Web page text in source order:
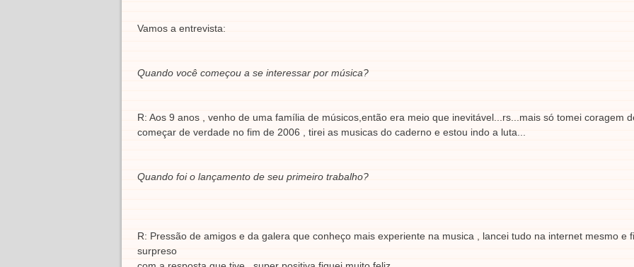
Vamos a entrevista:
Quando você começou a se interessar por música?
R: Aos 9 anos , venho de uma família de músicos,então era meio que inevitável...rs...mais só tomei coragem
começar de verdade no fim de 2006 , tirei as musicas do caderno e estou indo a luta...
Quando foi o lançamento de seu primeiro trabalho?
R: Pressão de amigos e da galera que conheço mais experiente na musica , lancei tudo na internet mesmo e
surpreso